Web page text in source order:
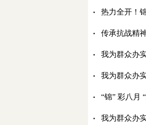
· 热力全开！
· 传承抗战精
· 我为群众办
· 我为群众办
· “锦” 彩八月
· 我为群众办